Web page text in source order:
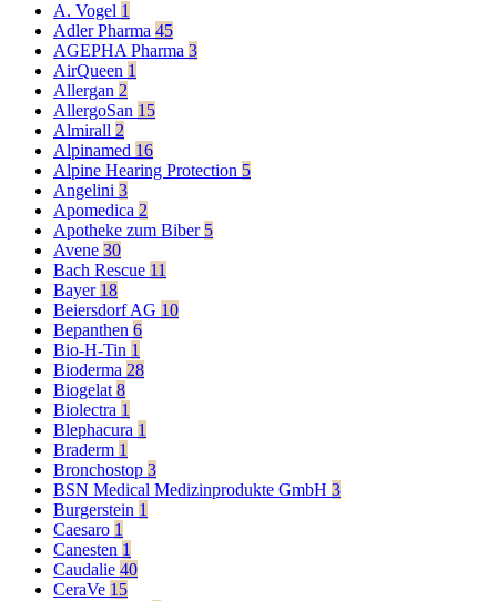
A. Vogel 1
Adler Pharma 45
AGEPHA Pharma 3
AirQueen 1
Allergan 2
AllergoSan 15
Almirall 2
Alpinamed 16
Alpine Hearing Protection 5
Angelini 3
Apomedica 2
Apotheke zum Biber 5
Avene 30
Bach Rescue 11
Bayer 18
Beiersdorf AG 10
Bepanthen 6
Bio-H-Tin 1
Bioderma 28
Biogelat 8
Biolectra 1
Blephacura 1
Braderm 1
Bronchostop 3
BSN Medical Medizinprodukte GmbH 3
Burgerstein 1
Caesaro 1
Canesten 1
Caudalie 40
CeraVe 15